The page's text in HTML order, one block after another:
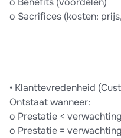
o Sacrifices (kosten:
• Klanttevredenheid
Ontstaat wanneer:
o Prestatie <
o Prestatie =